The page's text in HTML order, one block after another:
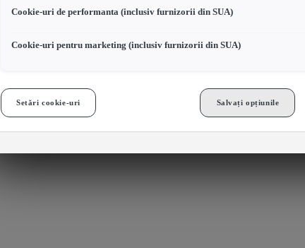
Cookie-uri de performanta (inclusiv furnizorii din SUA)
Cookie-uri pentru marketing (inclusiv furnizorii din SUA)
Setări cookie-uri Salvați opțiunile